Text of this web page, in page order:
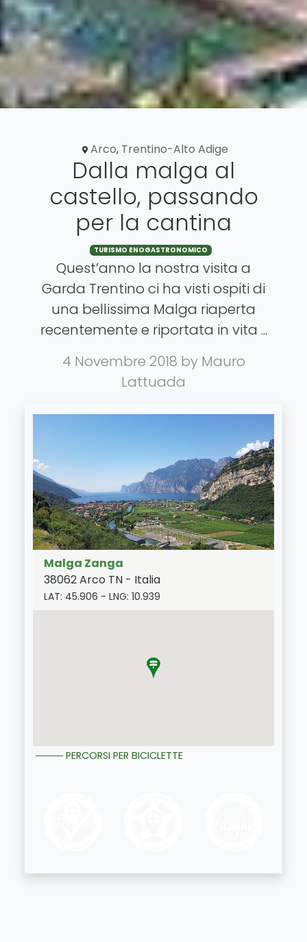
Arco, Trentino-Alto Adige
Dalla malga al
castello, passando
per la cantina
TURISMO ENOGASTRONOMICO
Quest’anno la nostra visita a
Garda Trentino ci ha visti ospiti di
una bellissima Malga riaperta
recentemente e riportata in vita ...
4 Novembre 2018 by Mauro
Lattuada
Malga Zanga
38062Arco TN - Italia
LAT: 45.906 - LNG: 10.939
PERCORSI PER BICICLETTE